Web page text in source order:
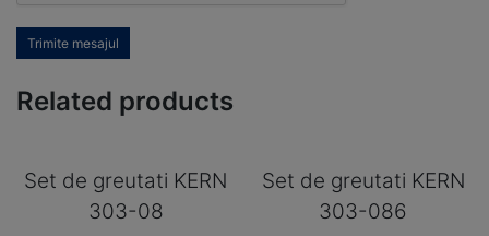
Trimite mesajul
Related products
Set de greutati KERN
303-08
Set de greutati KERN
303-086